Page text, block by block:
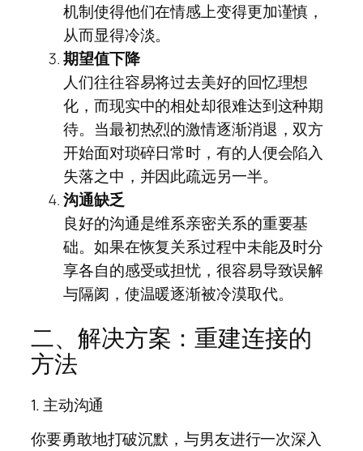
机制使得他们在情感上变得更加谨慎，
从而显得冷淡。
期望值下降
人们往往容易将过去美好的回忆理想
化，而现实中的相处却很难达到这种期
待。当最初热烈的激情逐渐消退，双方
开始面对琐碎日常时，有的人便会陷入
失落之中，并因此疏远另一半。
沟通缺乏
良好的沟通是维系亲密关系的重要基
础。如果在恢复关系过程中未能及时分
享各自的感受或担忧，很容易导致误解
与隔阂，使温暖逐渐被冷漠取代。
二、解决方案：重建连接的
方法
1. 主动沟通
你要勇敢地打破沉默，与男友进行一次深入